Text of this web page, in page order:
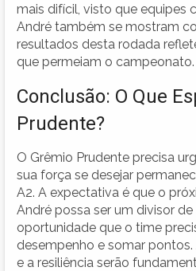
mais difícil, visto que equipes
André também se mostram
resultados desta rodada
que permeiam o campeonato.
Conclusão: O Que
Prudente?
O Grêmio Prudente precisa
sua força se desejar
A2. A expectativa é que o
André possa ser um divisor
oportunidade que o time
desempenho e somar
e a resiliência serão